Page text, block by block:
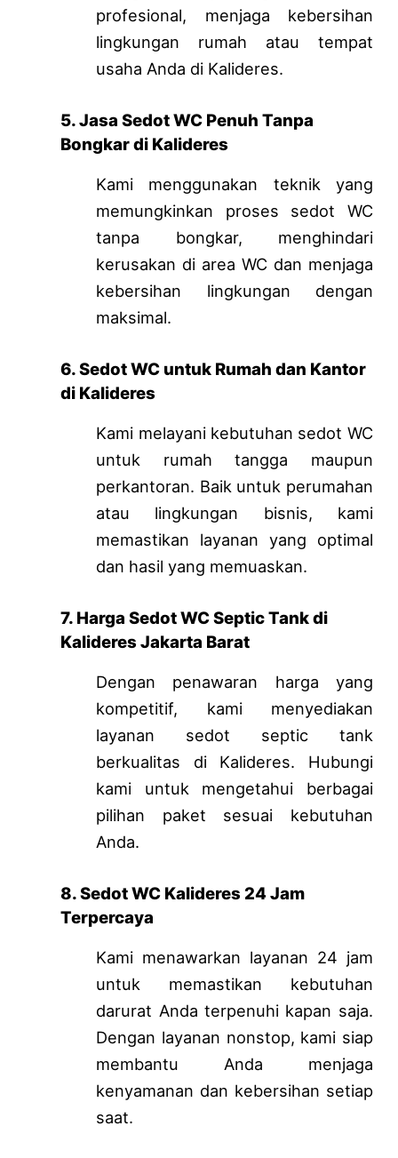
profesional, menjaga kebersihan
lingkungan rumah atau tempat
usaha Anda di Kalideres.
5. Jasa Sedot WC Penuh Tanpa
Bongkar di Kalideres
Kami menggunakan teknik yang
memungkinkan proses sedot WC
tanpa bongkar, menghindari
kerusakan di area WC dan menjaga
kebersihan lingkungan dengan
maksimal.
6. Sedot WC untuk Rumah dan Kantor
di Kalideres
Kami melayani kebutuhan sedot WC
untuk rumah tangga maupun
perkantoran. Baik untuk perumahan
atau lingkungan bisnis, kami
memastikan layanan yang optimal
dan hasil yang memuaskan.
7. Harga Sedot WC Septic Tank di
Kalideres Jakarta Barat
Dengan penawaran harga yang
kompetitif, kami menyediakan
layanan sedot septic tank
berkualitas di Kalideres. Hubungi
kami untuk mengetahui berbagai
pilihan paket sesuai kebutuhan
Anda.
8. Sedot WC Kalideres 24 Jam
Terpercaya
Kami menawarkan layanan 24 jam
untuk memastikan kebutuhan
darurat Anda terpenuhi kapan saja.
Dengan layanan nonstop, kami siap
membantu Anda menjaga
kenyamanan dan kebersihan setiap
saat.